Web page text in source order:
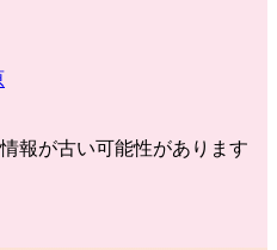
報が古い可能性があります